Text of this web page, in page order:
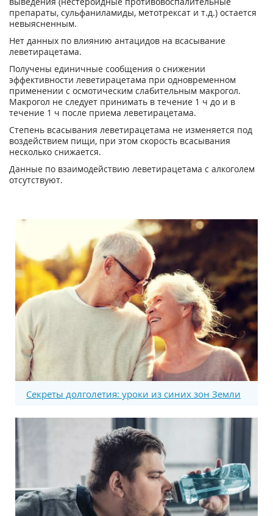
препараты, сульфаниламиды, метотрексат и т.д.) остается
невыясненным.
Нет данных по влиянию антацидов на всасывание
леветирацетама.
Получены единичные сообщения о снижении
эффективности леветирацетама при одновременном
применении с осмотическим слабительным макрогол.
Макрогол не следует принимать в течение 1 ч до и в
течение 1 ч после приема леветирацетама.
Степень всасывания леветирацетама не изменяется под
воздействием пищи, при этом скорость всасывания
несколько снижается.
Данные по взаимодействию леветирацетама с алкоголем
отсутствуют.
Секреты долголетия: уроки из синих зон Земли